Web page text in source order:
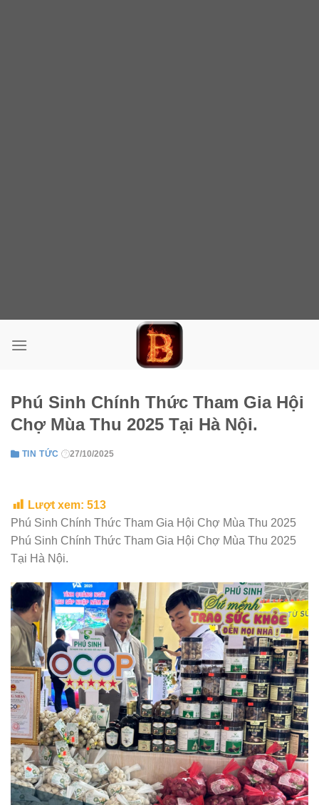
Phú Sinh Chính Thức Tham Gia Hội
Chợ Mùa Thu 2025 Tại Hà Nội.
TIN TỨC 27/10/2025
Lượt xem: 513
Phú Sinh Chính Thức Tham Gia Hội Chợ Mùa Thu 2025
Phú Sinh Chính Thức Tham Gia Hội Chợ Mùa Thu 2025
Tại Hà Nội.